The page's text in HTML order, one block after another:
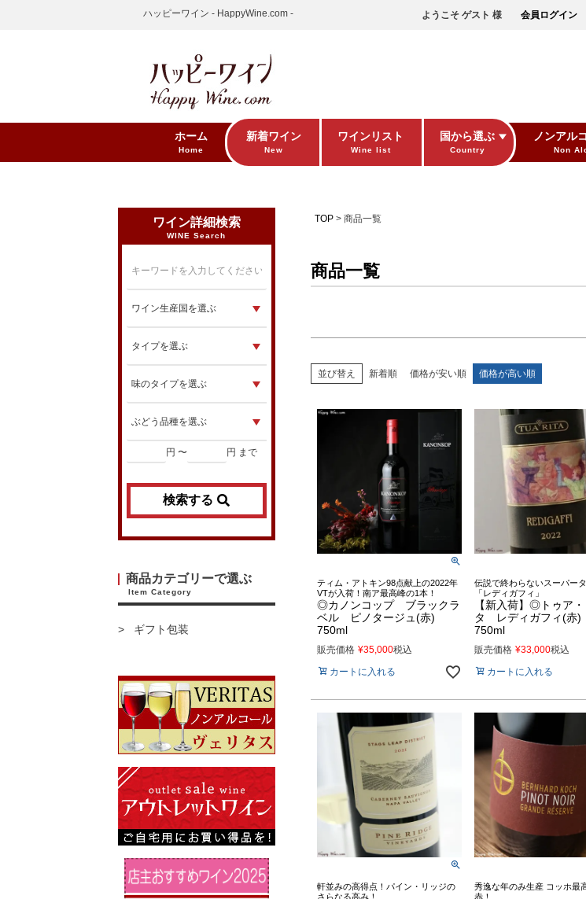
ハッピーワイン - HappyWine.com - ようこそ ゲスト 様 会員ログイン
ホーム
Home
新着ワイン
New
ワインリスト
Wine list
国から選ぶ
Country
ノンアル
Non
ワイン詳細検索
WINE Search
円 〜 円 まで
検索する
商品カテゴリーで選ぶ
Item Category
ギフト包装
TOP 商品一覧
商品一覧
セール
限定 再入荷 翌日発送
サイズ
指定なし
S M 22.5cm 23.0cm
並び替え 新着順 価格が安い順 価格が高い順
ティム・アトキン98点献上の2022年
VTが入荷！南ア最高峰の1本！
◎カノンコップ ブラックラ
ベル ピノタージュ(赤)
750ml
販売価格 ¥35,000税込
カートに入れる
伝説で終わらないスーパー
「レディガフィ」
【新入荷】◎トゥア
タ レディガフィ(赤)
750ml
販売価格 ¥33,000税込
カートに入れる
軒並みの高得点！パイン・リッジの
さらなる高み！
秀逸な年のみ生産 コッホ最
赤！